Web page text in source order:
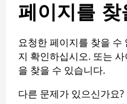
페이지를 찾
요청한 페이지를 찾을 수
지 확인하십시오. 또는
을 찾을 수 있습니다.
다른 문제가 있으신가요